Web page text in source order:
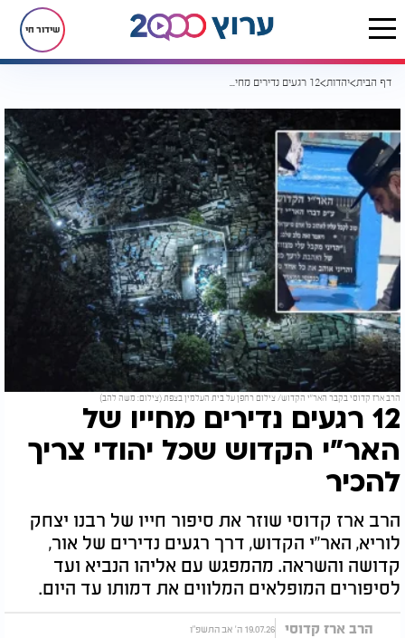
שידור חי
דף הבית יהדות 12 רגעים נדירים מחייו של האר"י הקדוש שכל יהודי צריך להכיר
הרב ארז קדוסי בקבר האר״י הקדוש/ צילום רחפן על בית העלמין בצפת (צילום: משה להב)
12 רגעים נדירים מחייו של
האר"י הקדוש שכל יהודי צריך
להכיר
הרב ארז קדוסי שוזר את סיפור חייו של רבנו יצחק
לוריא, האר"י הקדוש, דרך רגעים נדירים של אור,
קדושה והשראה. מהמפגש עם אליהו הנביא ועד
לסיפורים המופלאים המלווים את דמותו עד היום.
הרב ארז קדוסי 19.07.26 ה' אב התשפ"ו